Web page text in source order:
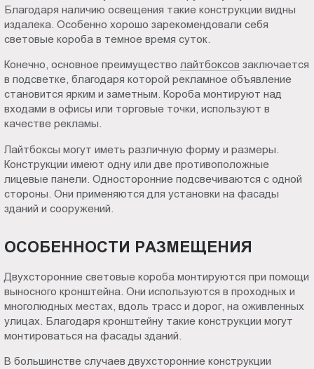
Тагиле
Благодаря наличию освещения такие конструкции видны
издалека. Особенно хорошо зарекомендовали себя
световые короба в темное время суток.
Конечно, основное преимуществолайтбоксов заключается
в подсветке, благодаря которой рекламное объявление
становится ярким и заметным. Короба монтируют над
входами в офисы или торговые точки, используют в
качестве рекламы.
Лайтбоксы могут иметь различную форму и размеры.
Конструкции имеют одну или две противоположные
лицевые панели. Односторонние подсвечиваются с одной
стороны. Они применяются для установки на фасады
зданий и сооружений.
ОСОБЕННОСТИ РАЗМЕЩЕНИЯ
Двухсторонние световые короба монтируются при помощи
выносного кронштейна. Они используются в проходных и
многолюдных местах, вдоль трасс и дорог, на оживленных
улицах. Благодаря кронштейну такие конструкции могут
монтироваться на фасады зданий.
В большинстве случаев двухсторонние конструкции
Пт.:
9.00-
18.00
Сб.,
Вс.:
выходной